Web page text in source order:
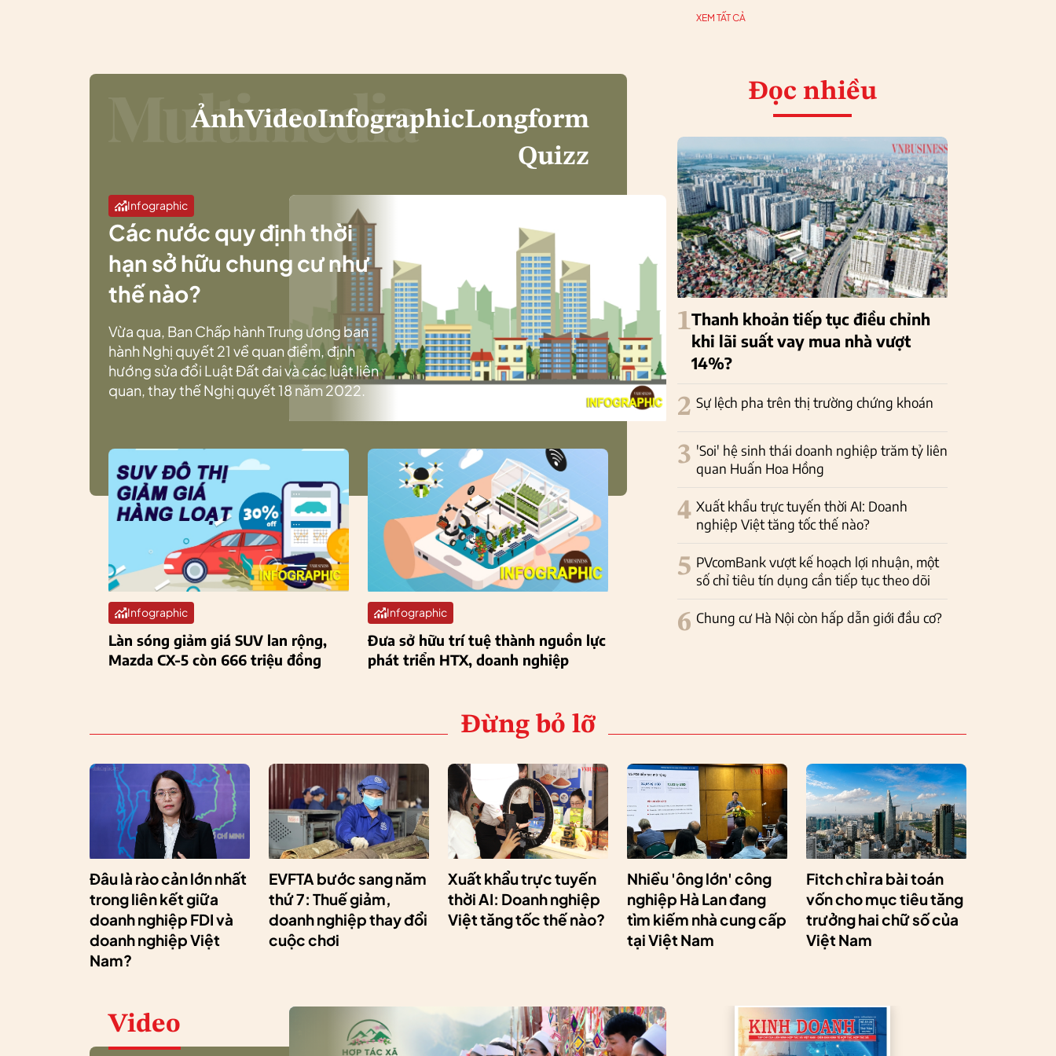
XEM TẤT CẢ
ẢnhVideoInfographicLongform
Quizz
Infographic
Các nước quy định thời
hạn sở hữu chung cư như
thế nào?
Vừa qua, Ban Chấp hành Trung ương ban
hành Nghị quyết 21 về quan điểm, định
hướng sửa đổi Luật Đất đai và các luật liên
quan, thay thế Nghị quyết 18 năm 2022.
Infographic
Làn sóng giảm giá SUV lan rộng,
Mazda CX-5 còn 666 triệu đồng
Infographic
Đưa sở hữu trí tuệ thành nguồn lực
phát triển HTX, doanh nghiệp
Đọc nhiều
1Thanh khoản tiếp tục điều chỉnh
khi lãi suất vay mua nhà vượt
14%?
2 Sự lệch pha trên thị trường chứng khoán
3 'Soi' hệ sinh thái doanh nghiệp trăm tỷ liên
quan Huấn Hoa Hồng
4 Xuất khẩu trực tuyến thời AI: Doanh
nghiệp Việt tăng tốc thế nào?
5 PVcomBank vượt kế hoạch lợi nhuận, một
số chỉ tiêu tín dụng cần tiếp tục theo dõi
6 Chung cư Hà Nội còn hấp dẫn giới đầu cơ?
Đừng bỏ lỡ
Đâu là rào cản lớn nhất
trong liên kết giữa
doanh nghiệp FDI và
doanh nghiệp Việt
Nam?
EVFTA bước sang năm
thứ 7: Thuế giảm,
doanh nghiệp thay đổi
cuộc chơi
Xuất khẩu trực tuyến
thời AI: Doanh nghiệp
Việt tăng tốc thế nào?
Nhiều 'ông lớn' công
nghiệp Hà Lan đang
tìm kiếm nhà cung cấp
tại Việt Nam
Fitch chỉ ra bài toán
vốn cho mục tiêu tăng
trưởng hai chữ số của
Việt Nam
Video